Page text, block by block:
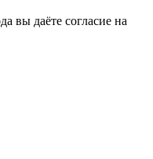
вы даёте согласие на